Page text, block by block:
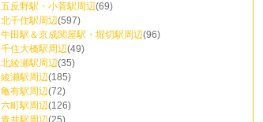
五反野駅・小菅駅周辺(69)
北千住駅周辺(597)
牛田駅＆京成関屋駅・堀切駅周辺(96)
千住大橋駅周辺(49)
北綾瀬駅周辺(35)
綾瀬駅周辺(185)
亀有駅周辺(72)
六町駅周辺(126)
青井駅周辺(25)